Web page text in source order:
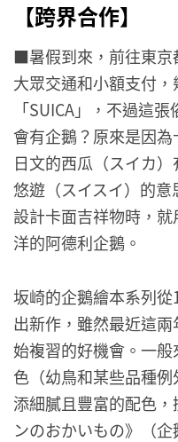
【跨界合作】
■暑假到來，前往東京
大眾交通和小額支付
「SUICA」，不過這
會有企鵝？原來是因
日文的西瓜（スイカ
悠遊（スイスイ）的
設計卡面吉祥物時，
洋的阿德利企鵝。
坂崎的企鵝繪本系列
出新作，雖然最近這
始複習的好機會。一
色（幼鳥和某些品種
添細膩且豐富的配色
ンのおかいもの》（